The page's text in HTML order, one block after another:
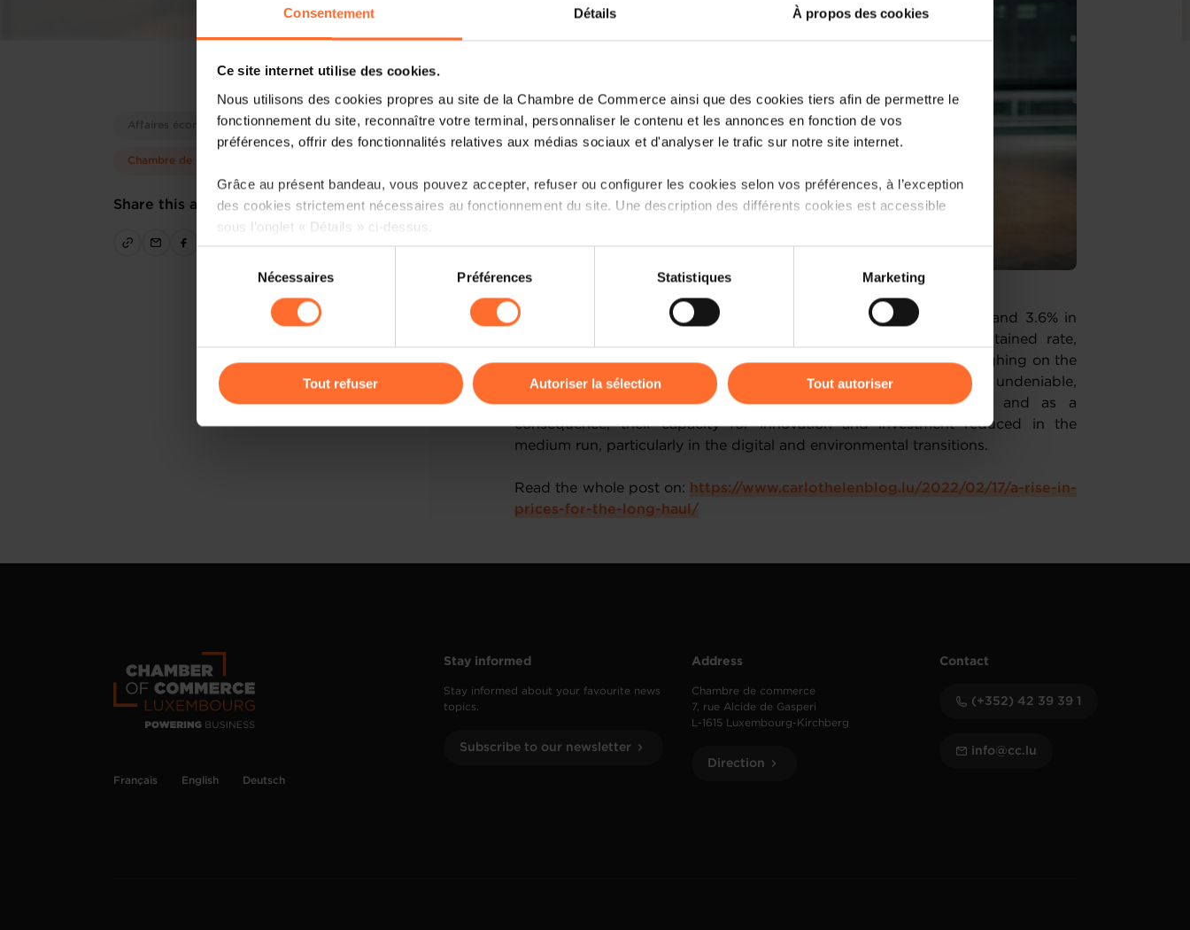
Consentement Détails À propos des cookies
Ce site internet utilise des cookies.
Nous utilisons des cookies propres au site de la Chambre de Commerce ainsi que des cookies tiers afin de permettre le
fonctionnement du site, reconnaître votre terminal, personnaliser le contenu et les annonces en fonction de vos
préférences, offrir des fonctionnalités relatives aux médias sociaux et d'analyser le trafic sur notre site internet.
Grâce au présent bandeau, vous pouvez accepter, refuser ou configurer les cookies selon vos préférences, à l’exception
des cookies strictement nécessaires au fonctionnement du site. Une description des différents cookies est accessible
sous l’onglet « Détails » ci-dessus.
Il est précisé que la navigation sur le site et certaines fonctionnalités (ex : lecture de vidéos, partage sur les réseaux
sociaux, sauvegarde des préférences de lecture vidéo, personnalisation de l’affichage du site) peuvent être affectées en
cas de refus de tous les cookies ou des cookies non nécessaires.
gauche de chaque page.
Charte d’usage des cookies et notre
Politique de protection des données
consentement
Nécessaires Préférences Statistiques Marketing
Tout refuser Autoriser la sélection Tout autoriser
Affaires économiques
Chambre de Commerce
Share this article
With an annual inflation rate estimated at 4.1% in December 2021 and 3.6% in
January 2022 by STATEC, the rise in prices continues at a sustained rate,
threatening the consolidation of the Luxembourg economy and weighing on the
costs borne by companies. The effect on their competitiveness is undeniable,
with the latter seeing their margins and profitability decline, and as a
consequence, their capacity for innovation and investment reduced in the
medium run, particularly in the digital and environmental transitions.
Read the whole post on: https://www.carlothelenblog.lu/2022/02/17/a-rise-in-
prices-for-the-long-haul/
Français English Deutsch
Stay informed
Stay informed about your favourite news
topics.
Subscribe to our newsletter
Address
Chambre de commerce
7, rue Alcide de Gasperi
L-1615 Luxembourg-Kirchberg
Direction
Contact
(+352) 42 39 39 1
info@cc.lu